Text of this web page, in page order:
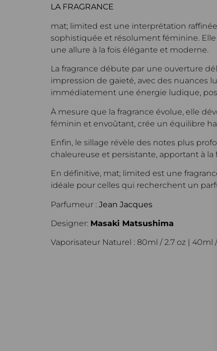
LA FRAGRANCE
mat; limited est une interprétation
sophistiquée et résolument féminine.
une allure à la fois élégante et moderne.
La fragrance débute par une ouverture
impression de gaieté, avec des nuances
immédiatement une énergie ludique,
À mesure que la fragrance évolue, elle
féminin et envoûtant, crée un équilibre
Enfin, le sillage révèle des notes plus
chaleureuse et persistante, apportant à la
En définitive, mat; limited est une
idéale pour celles qui recherchent un
Parfumeur : Jean Jacques
Designer: Masaki Matsushima
Vaporisateur Naturel : 80ml / 2.7 oz | 40ml /